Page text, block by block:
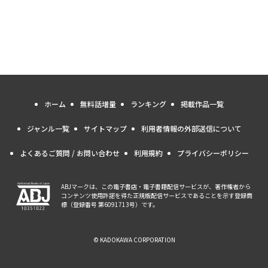
ホーム 無料話増量 ランキング 掲載作品一覧
ジャンル一覧 サイトマップ 利用者情報の外部送信について
よくあるご質問 / お問い合わせ 利用規約 プライバシーポリシー
ABJマークは、この電子書店・電子書籍配信サービスが、著作権者から
コンテンツ使用許諾を得た正規版配信サービスであることを示す登録商
標（登録番号 第6091713号）です。
© KADOKAWA CORPORATION